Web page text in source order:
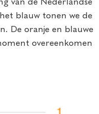
van de Nederlandse
blauw tonen we de
De oranje en blauwe
overeenkomen